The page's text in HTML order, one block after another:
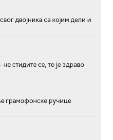
двојника са којим дели и
стидите се, то је здраво
грамофонске ручице